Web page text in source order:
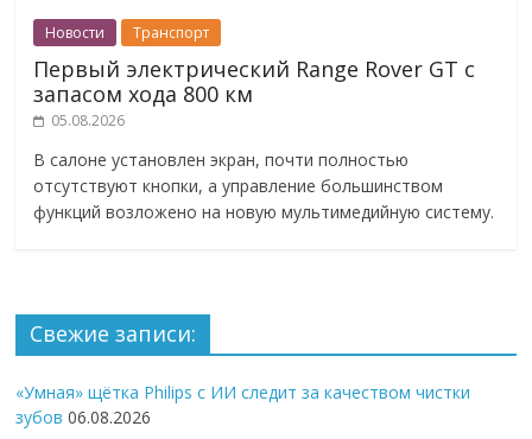
Новости Транспорт
Первый электрический Range Rover GT с
запасом хода 800 км
05.08.2026
В салоне установлен экран, почти полностью
отсутствуют кнопки, а управление большинством
функций возложено на новую мультимедийную систему.
Свежие записи:
«Умная» щётка Philips с ИИ следит за качеством чистки
зубов 06.08.2026